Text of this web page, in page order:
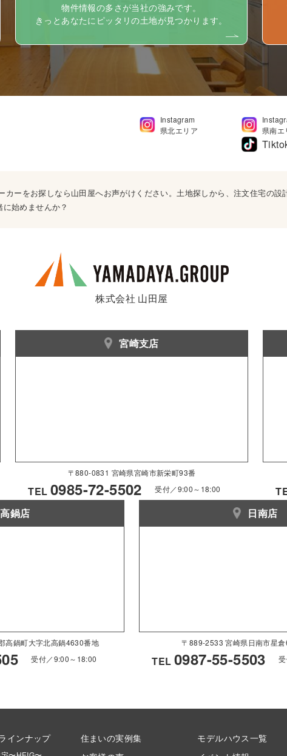
物件情報の多さが当社の強みです。
きっとあなたにピッタリの土地が見つかります。
Instagram
県北エリア
県南エ
ーをお探しなら山田屋へお声がけください。土地探しから、注文住宅の
始めませんか？
株式会社 山田屋
宮崎支店
〒880-0831 宮崎県宮崎市新栄町93番
TEL0985-72-5502 受付／9:00～18:00
高鍋店
高鍋町大字北高鍋4630番地
受付／9:00～18:00
日南店
〒889-2533 宮崎県日南市星
TEL0987-55-5503
インナップ
住まいの実例集
モデルハウス一覧